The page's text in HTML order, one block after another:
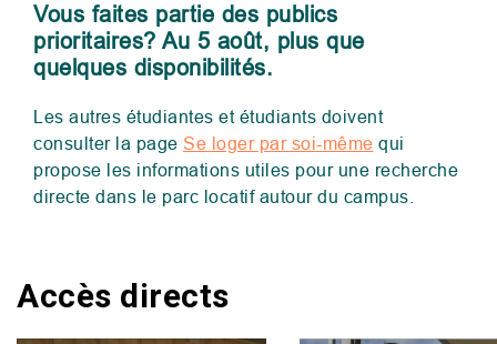
Vous faites partie des publics
prioritaires? Au 5 août, plus que
quelques disponibilités.
Les autres étudiantes et étudiants doivent
consulter la page Se loger par soi-même qui
propose les informations utiles pour une recherche
directe dans le parc locatif autour du campus.
Accès directs